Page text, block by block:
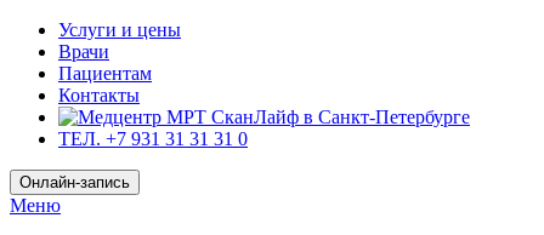
Услуги и цены
Врачи
Пациентам
Контакты
ТЕЛ. +7 931 31 31 31 0
Онлайн-запись
Меню